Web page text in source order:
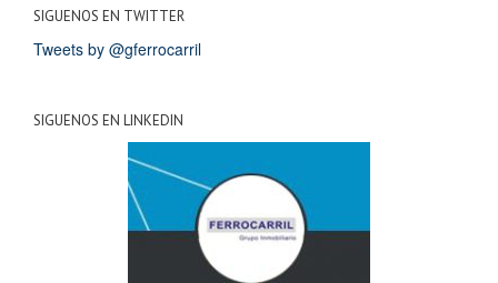
SIGUENOS EN TWITTER
Tweets by @gferrocarril
SIGUENOS EN LINKEDIN